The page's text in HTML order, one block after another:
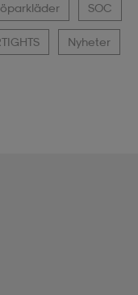
SOC
Nyheter